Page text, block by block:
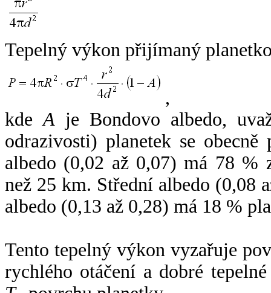
Tepelný výkon přijímaný
,
kdeA je Bondovo albedo,
odrazivosti) planetek se
albedo (0,02 až 0,07) má 78 %
než 25 km. Střední albedo (0,08
albedo (0,13 až 0,28) má 18 %
Tento tepelný výkon vyzařuje
rychlého otáčení a dobré